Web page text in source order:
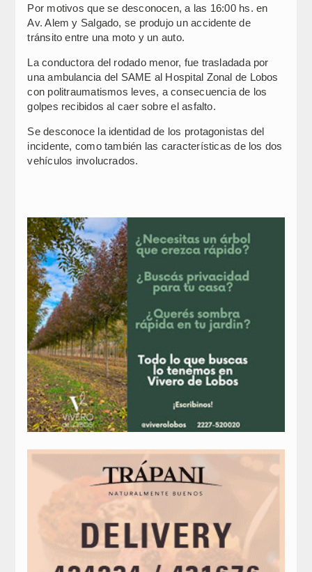
Por motivos que se desconocen, a las 16:00 hs. en
Av. Alem y Salgado, se produjo un accidente de
tránsito entre una moto y un auto.
La conductora del rodado menor, fue trasladada por
una ambulancia del SAME al Hospital Zonal de Lobos
con politraumatismos leves, a consecuencia de los
golpes recibidos al caer sobre el asfalto.
Se desconoce la identidad de los protagonistas del
incidente, como también las características de los dos
vehículos involucrados.